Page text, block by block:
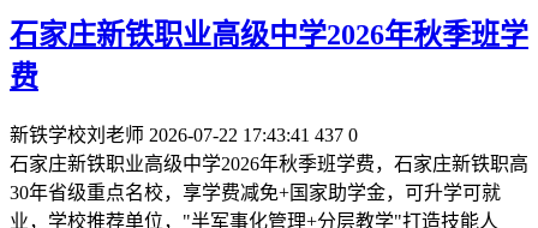
石家庄新铁职业高级中学2026年秋季班学
费
新铁学校刘老师 2026-07-22 17:43:41 437 0
石家庄新铁职业高级中学2026年秋季班学费，石家庄新铁职高
30年省级重点名校，享学费减免+国家助学金，可升学可就
业，学校推荐单位，"半军事化管理+分层教学"打造技能人